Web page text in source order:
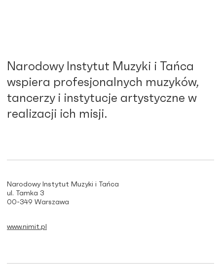
Narodowy Instytut Muzyki i Tańca
wspiera profesjonalnych muzyków,
tancerzy i instytucje artystyczne w
realizacji ich misji.
Narodowy Instytut Muzyki i Tańca
ul. Tamka 3
00-349 Warszawa
www.nimit.pl